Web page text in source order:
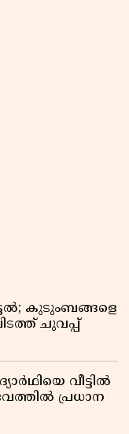
കുടുംബങ്ങളെ
ചുവപ്പ്
വീട്ടിൽ
പ്രധാന